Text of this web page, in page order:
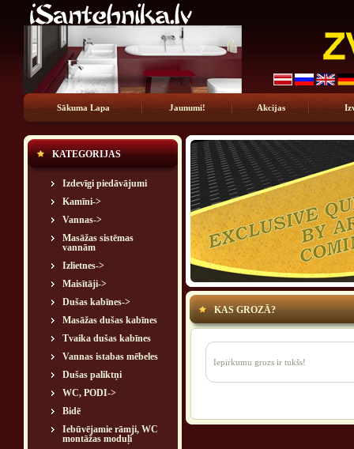
Sākuma Lapa Jaunumi! Akcijas
KATEGORIJAS
Izdevīgi piedāvājumi
Kamīni->
Vannas->
Masāžas sistēmas
vannām
Izlietnes->
Maisītāji->
Dušas kabīnes->
Masāžas dušas kabīnes
Tvaika dušas kabīnes
Vannas istabas mēbeles
Dušas paliktņi
WC, PODI->
Bidē
Iebūvējamie rāmji, WC
montāžas moduļi
KAS GROZĀ?
Iepirkumu grozs ir tukšs!